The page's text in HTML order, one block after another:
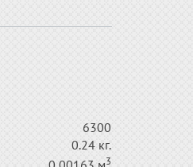
6300
0.24 кг.
3